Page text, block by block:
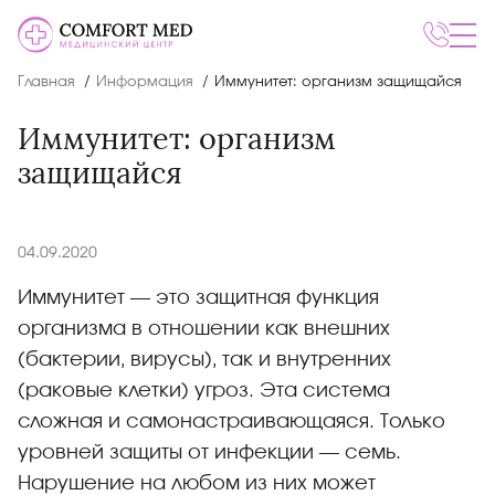
Главная Информация Иммунитет: организм защищайся
Иммунитет: организм
защищайся
04.09.2020
Иммунитет — это защитная функция
организма в отношении как внешних
(бактерии, вирусы), так и внутренних
(раковые клетки) угроз. Эта система
сложная и самонастраивающаяся. Только
уровней защиты от инфекции — семь.
Нарушение на любом из них может